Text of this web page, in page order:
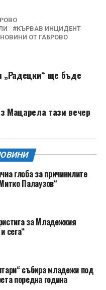
КЪРВАВ ИНЦИДЕНТ
НОВИНИ ОТ ГАБРОВО
„Радецки“ ще бъде
Мацарела тази вечер
глоба за причинилите
Палаузов“
за Младежкия
сега“
събира младежи под
поредна година